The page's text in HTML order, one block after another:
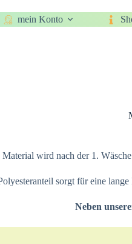
mein Konto
wird nach der 1.
sorgt für eine
Neben